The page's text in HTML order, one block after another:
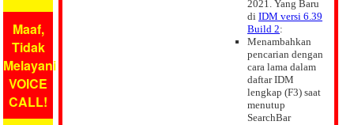
Maaf,
Tidak
Melayani
VOICE
CALL!